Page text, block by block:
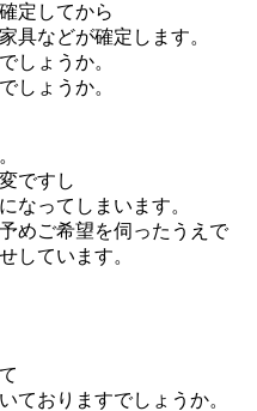
定してから
具などが確定します。
しょうか。
しょうか。
ですし
なってしまいます。
めご希望を伺ったうえで
しています。
ておりますでしょうか。